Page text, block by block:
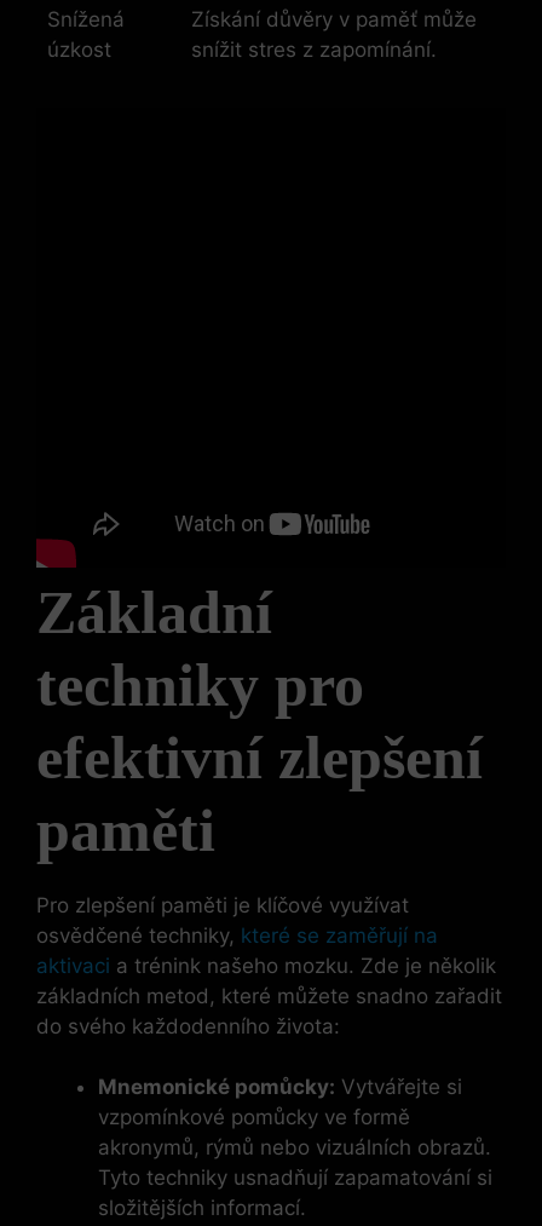
Snížená
úzkost
Získání důvěry v paměť může
snížit stres z zapomínání.
Základní
techniky pro
efektivní zlepšení
paměti
Pro zlepšení paměti je klíčové využívat
osvědčené techniky, které se zaměřují na
aktivaci a trénink našeho mozku. Zde je několik
základních metod, které můžete snadno zařadit
do svého každodenního života:
Mnemonické pomůcky: Vytvářejte si
vzpomínkové pomůcky ve formě
akronymů, rýmů nebo vizuálních obrazů.
Tyto techniky usnadňují zapamatování si
složitějších informací.